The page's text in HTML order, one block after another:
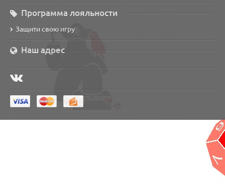
Программа лояльности
Защити свою игру
Наш адрес